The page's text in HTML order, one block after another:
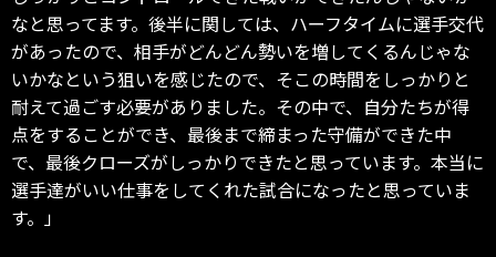
なと思ってます。後半に関しては、ハーフタイムに選手交代
があったので、相手がどんどん勢いを増してくるんじゃな
いかなという狙いを感じたので、そこの時間をしっかりと
耐えて過ごす必要がありました。その中で、自分たちが得
点をすることができ、最後まで締まった守備ができた中
で、最後クローズがしっかりできたと思っています。本当に
選手達がいい仕事をしてくれた試合になったと思っていま
す。」